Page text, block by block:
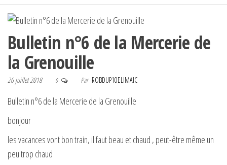
Bulletin n°6 de la Mercerie de
la Grenouille
26 juillet 2018 0 Par ROBDUP10ELIMAIC
Bulletin n°6 de la Mercerie de la Grenouille
bonjour
les vacances vont bon train, il faut beau et chaud , peut-être même un
peu trop chaud